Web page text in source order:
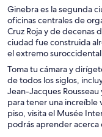
Ginebra es la segunda
oficinas centrales de
Cruz Roja y de decenas
ciudad fue construida
el extremo
Toma tu cámara y
de todos los siglos,
Jean-Jacques
para tener una increíble
piso, visita el Musée
podrás aprender acerca